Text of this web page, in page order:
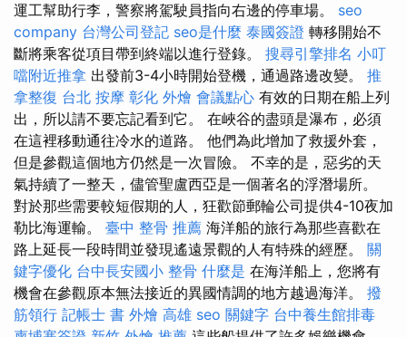
運工幫助行李，警察將駕駛員指向右邊的停車場。 seo
company 台灣公司登記 seo是什麼 泰國簽證 轉移開始不
斷將乘客從項目帶到終端以進行登錄。 搜尋引擎排名 小叮
噹附近推拿 出發前3-4小時開始登機，通過路邊改變。 推
拿整復 台北 按摩 彰化 外燴 會議點心 有效的日期在船上列
出，所以請不要忘記看到它。 在峽谷的盡頭是瀑布，必須
在這裡移動通往冷水的道路。 他們為此增加了救援外套，
但是參觀這個地方仍然是一次冒險。 不幸的是，惡劣的天
氣持續了一整天，儘管聖盧西亞是一個著名的浮潛場所。
對於那些需要較短假期的人，狂歡節郵輪​​公司提供4-10夜加
勒比海運輸。 臺中 整骨 推薦 海洋船的旅行為那些喜歡在
路上延長一段時間並發現遙遠景觀的人有特殊的經歷。 關
鍵字優化 台中長安國小 整骨 什麼是 在海洋船上，您將有
機會在參觀原本無法接近的異國情調的地方越過海洋。 撥
筋領行 記帳士 書 外燴 高雄 seo 關鍵字 台中養生館排毒